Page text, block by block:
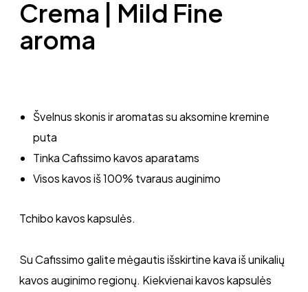
Crema | Mild Fine
aroma
Švelnus skonis ir aromatas su aksomine kremine
puta
Tinka Cafissimo kavos aparatams
Visos kavos iš 100% tvaraus auginimo
Tchibo kavos kapsulės.
Su Cafissimo galite mėgautis išskirtine kava iš unikalių
kavos auginimo regionų. Kiekvienai kavos kapsulės